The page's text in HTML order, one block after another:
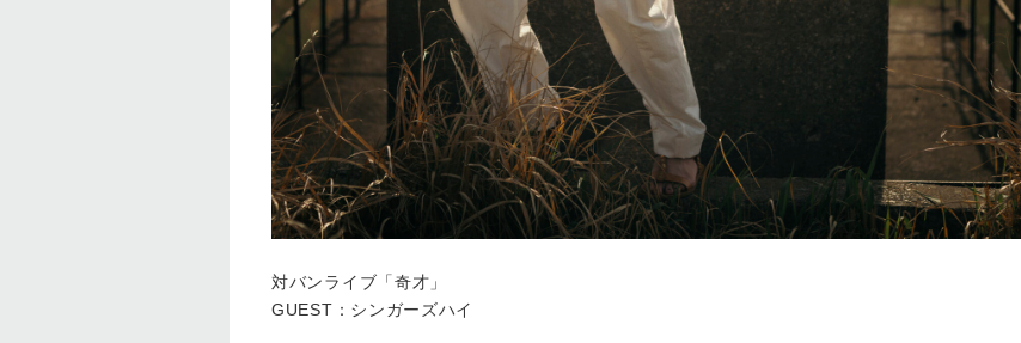
対バンライブ「奇才」
GUEST：シンガーズハイ